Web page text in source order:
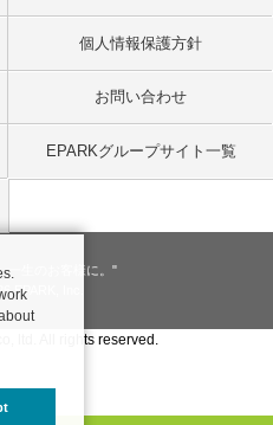
個人情報保護方針
お問い合わせ
EPARKグループサイト一覧
一生のお客様に。"
EPARK, Inc.
ltd. All rights reserved.